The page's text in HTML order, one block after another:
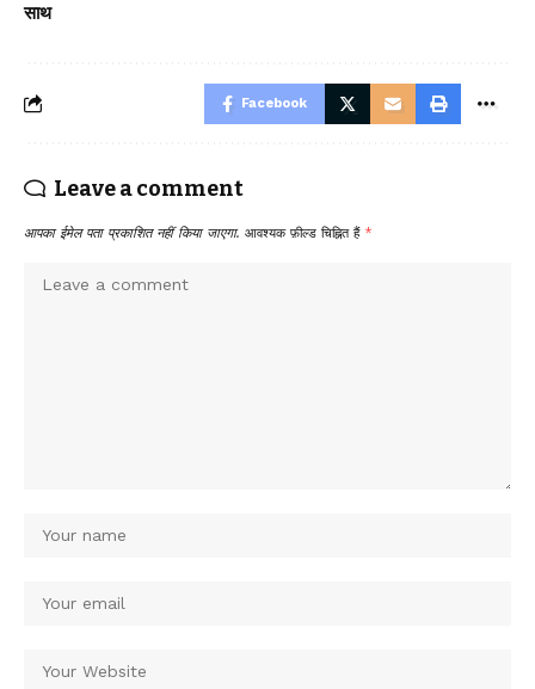
साथ
Facebook
Leave a comment
आपका ईमेल पता प्रकाशित नहीं किया जाएगा. आवश्यक फ़ील्ड चिह्नित हैं *